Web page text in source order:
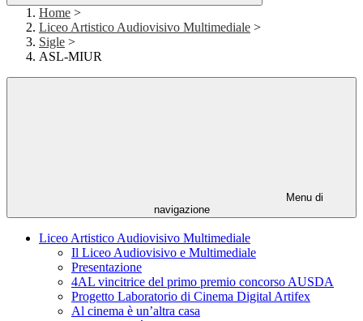
Home >
Liceo Artistico Audiovisivo Multimediale >
Sigle >
ASL-MIUR
Menu di
navigazione
Liceo Artistico Audiovisivo Multimediale
Il Liceo Audiovisivo e Multimediale
Presentazione
4AL vincitrice del primo premio concorso AUSDA
Progetto Laboratorio di Cinema Digital Artifex
Al cinema è un’altra casa